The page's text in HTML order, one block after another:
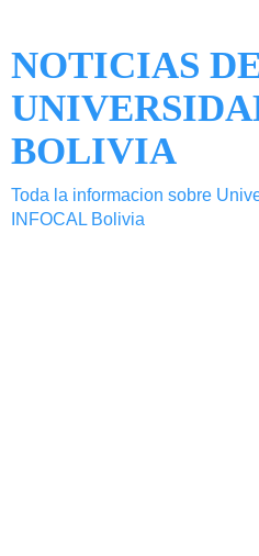
NOTICIAS
BOLIVIA
Toda la informacion sobre
INFOCAL Bolivia